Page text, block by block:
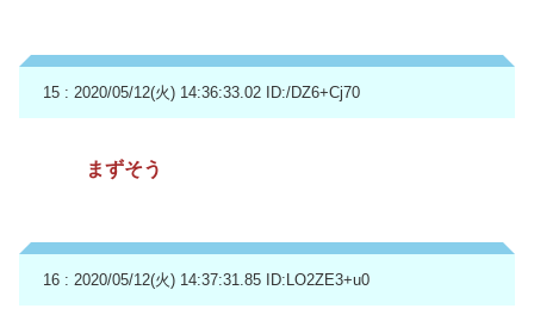
15 : 2020/05/12(火) 14:36:33.02 ID:/DZ6+Cj70
まずそう
16 : 2020/05/12(火) 14:37:31.85 ID:LO2ZE3+u0